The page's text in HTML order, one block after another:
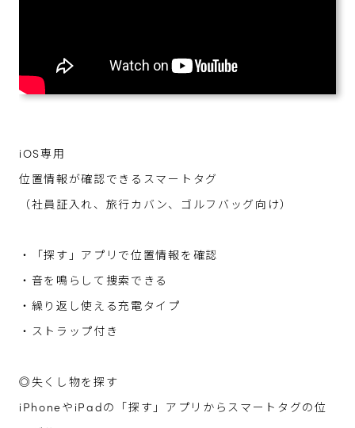
iOS専用
位置情報が確認できるスマートタグ
（社員証入れ、旅行カバン、ゴルフバッグ向け）
・「探す」アプリで位置情報を確認
・音を鳴らして捜索できる
・繰り返し使える充電タイプ
・ストラップ付き
◎失くし物を探す
iPhoneやiPadの「探す」アプリからスマートタグの位